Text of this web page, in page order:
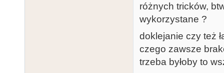
różnych tricków,
wykorzystane ?
doklejanie czy też
czego zawsze
trzeba byłoby to